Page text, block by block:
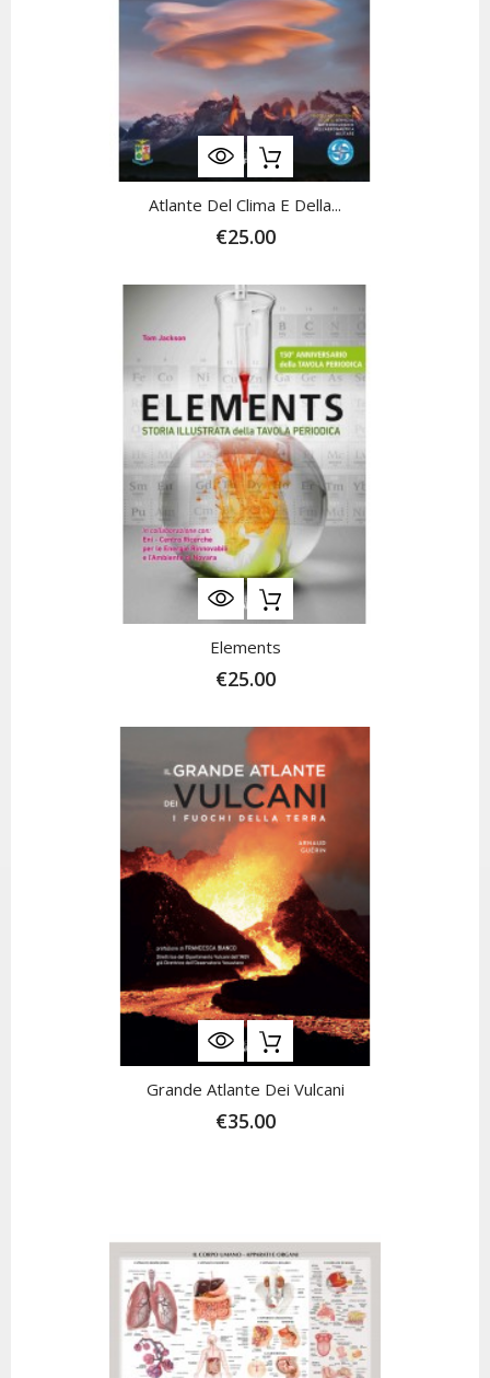
Atlante Del Clima E Della...
€25.00
Elements
€25.00
Grande Atlante Dei Vulcani
€35.00